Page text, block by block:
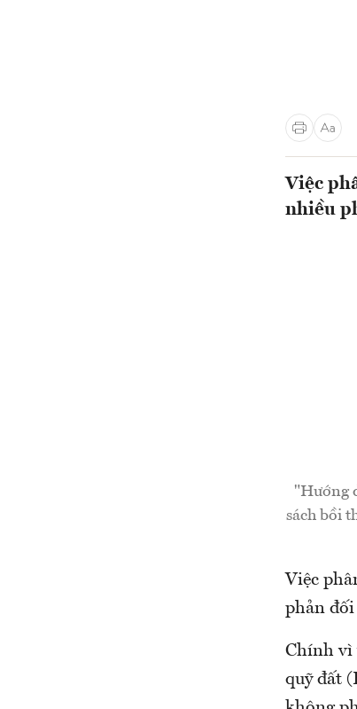
Việc
nhiều
"Hướng
sách bồi
Việc
phản
Chính vì
quỹ đất